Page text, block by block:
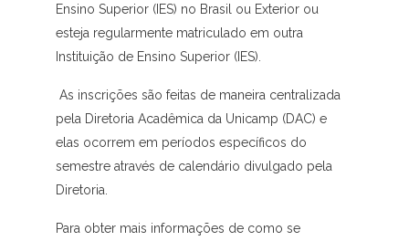
Ensino Superior (IES) no Brasil ou Exterior ou
esteja regularmente matriculado em outra
Instituição de Ensino Superior (IES).
As inscrições são feitas de maneira centralizada
pela Diretoria Acadêmica da Unicamp (DAC) e
elas ocorrem em períodos específicos do
semestre através de calendário divulgado pela
Diretoria.
Para obter mais informações de como se